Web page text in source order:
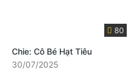
80
Chie: Cô Bé Hạt Tiêu
30/07/2025